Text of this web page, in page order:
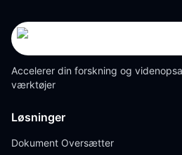
Accelerer din forskning og
værktøjer
Løsninger
Dokument Oversætter